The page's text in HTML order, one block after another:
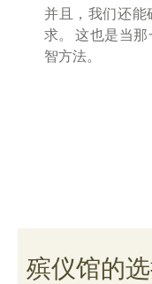
并且，我们还能
求。 这也是当
智方法。
殡仪馆的